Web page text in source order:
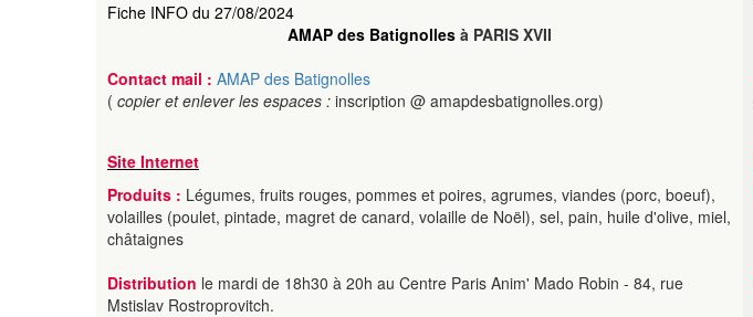
Fiche INFO du 27/08/2024
AMAP des Batignolles à PARIS XVII
Contact mail : AMAP des Batignolles
( copier et enlever les espaces : inscription @ amapdesbatignolles.org)
Site Internet
Produits : Légumes, fruits rouges, pommes et poires, agrumes, viandes (porc, boeuf),
volailles (poulet, pintade, magret de canard, volaille de Noël), sel, pain, huile d'olive, miel,
châtaignes
Distribution le mardi de 18h30 à 20h au Centre Paris Anim' Mado Robin - 84, rue
Mstislav Rostroprovitch.